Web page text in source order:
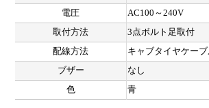
電圧
AC100～240V
取付方法
3点ボルト足取付
配線方法
キャブタイヤケー
ブザー
なし
色
青